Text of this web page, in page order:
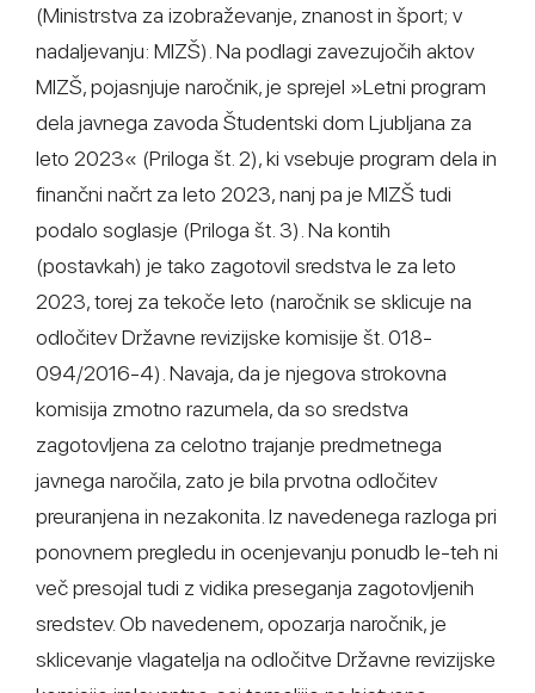
(Ministrstva za izobraževanje, znanost in šport; v
nadaljevanju: MIZŠ). Na podlagi zavezujočih aktov
MIZŠ, pojasnjuje naročnik, je sprejel »Letni program
dela javnega zavoda Študentski dom Ljubljana za
leto 2023« (Priloga št. 2), ki vsebuje program dela in
finančni načrt za leto 2023, nanj pa je MIZŠ tudi
podalo soglasje (Priloga št. 3). Na kontih
(postavkah) je tako zagotovil sredstva le za leto
2023, torej za tekoče leto (naročnik se sklicuje na
odločitev Državne revizijske komisije št. 018-
094/2016-4). Navaja, da je njegova strokovna
komisija zmotno razumela, da so sredstva
zagotovljena za celotno trajanje predmetnega
javnega naročila, zato je bila prvotna odločitev
preuranjena in nezakonita. Iz navedenega razloga pri
ponovnem pregledu in ocenjevanju ponudb le-teh ni
več presojal tudi z vidika preseganja zagotovljenih
sredstev. Ob navedenem, opozarja naročnik, je
sklicevanje vlagatelja na odločitve Državne revizijske